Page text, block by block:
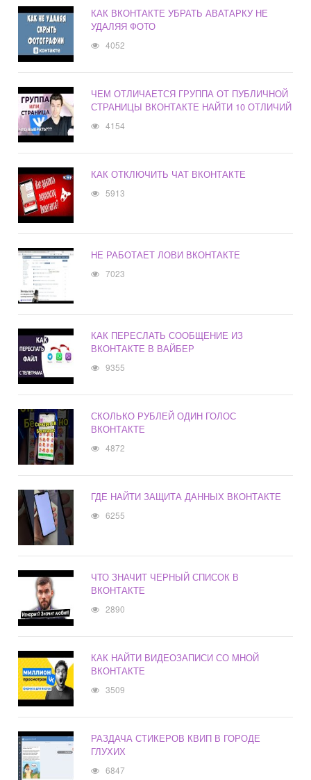
КАК ВКОНТАКТЕ УБРАТЬ АВАТАРКУ НЕ
УДАЛЯЯ ФОТО
4052
ЧЕМ ОТЛИЧАЕТСЯ ГРУППА ОТ ПУБЛИЧНОЙ
СТРАНИЦЫ ВКОНТАКТЕ НАЙТИ 10 ОТЛИЧИЙ
4154
КАК ОТКЛЮЧИТЬ ЧАТ ВКОНТАКТЕ
5913
НЕ РАБОТАЕТ ЛОВИ ВКОНТАКТЕ
7023
КАК ПЕРЕСЛАТЬ СООБЩЕНИЕ ИЗ
ВКОНТАКТЕ В ВАЙБЕР
9355
СКОЛЬКО РУБЛЕЙ ОДИН ГОЛОС
ВКОНТАКТЕ
4872
ГДЕ НАЙТИ ЗАЩИТА ДАННЫХ ВКОНТАКТЕ
6255
ЧТО ЗНАЧИТ ЧЕРНЫЙ СПИСОК В
ВКОНТАКТЕ
2890
КАК НАЙТИ ВИДЕОЗАПИСИ СО МНОЙ
ВКОНТАКТЕ
3509
РАЗДАЧА СТИКЕРОВ КВИП В ГОРОДЕ
ГЛУХИХ
6847